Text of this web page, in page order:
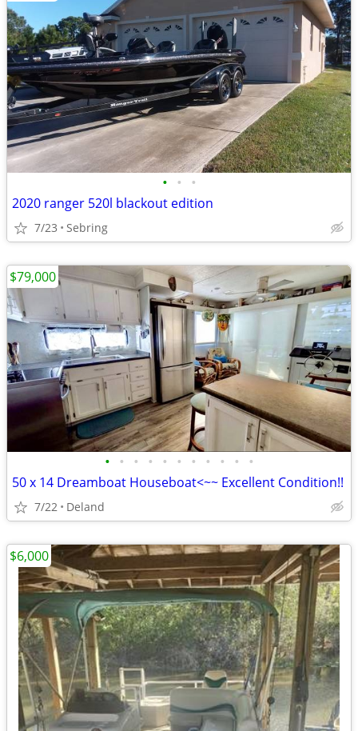
• • •
2020 ranger 520l blackout edition
7/23 Sebring
• • • • • • • • • • •
50 x 14 Dreamboat Houseboat<~~ Excellent Condition!!
7/22 Deland
$79,000
$6,000